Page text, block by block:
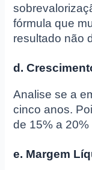
fórmula que
resultado não
d.
Analise se a
cinco anos.
de 15% a
e. Margem